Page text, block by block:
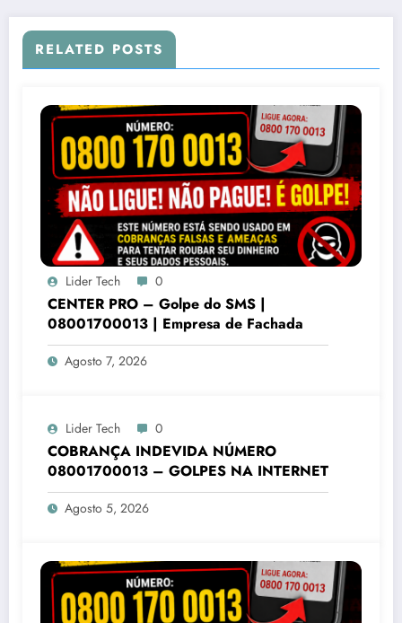
RELATED POSTS
Lider Tech 0
CENTER PRO – Golpe do SMS |
08001700013 | Empresa de Fachada
Agosto 7, 2026
Lider Tech 0
COBRANÇA INDEVIDA NÚMERO
08001700013 – GOLPES NA INTERNET
Agosto 5, 2026